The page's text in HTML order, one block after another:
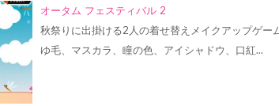
オータム フェスティバル 2
秋祭りに出掛ける2人の着せ替えメイクアップゲー
ゆ毛、マスカラ、瞳の色、アイシャドウ、口紅…